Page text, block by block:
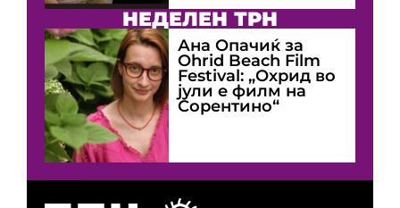
НЕДЕЛЕН ТРН
Ана Опачиќ за
Оhrid Beach Film
Festival: „Охрид во
јули е филм на
Сорентино“